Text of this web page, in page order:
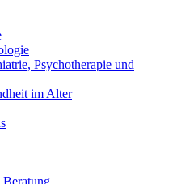
Psychotherapie und
im Alter
Beratung